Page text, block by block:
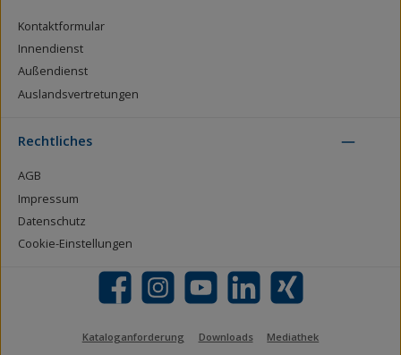
Kontaktformular
Innendienst
Außendienst
Auslandsvertretungen
Rechtliches
AGB
Impressum
Datenschutz
Cookie-Einstellungen
Facebook Instagram YouTube LinkedIn Xing
Kataloganforderung Downloads Mediathek